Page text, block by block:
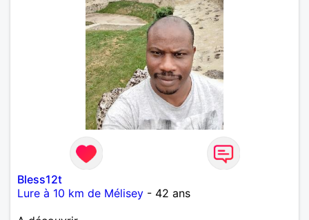
Bless12t
Lure à 10 km de Mélisey - 42 ans